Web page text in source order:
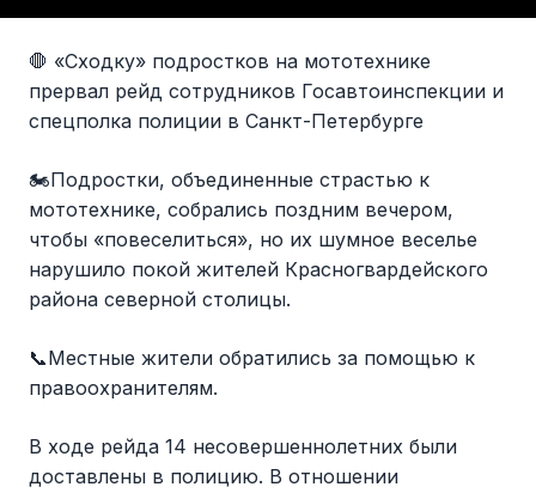
🛑 «Сходку» подростков на мототехнике
прервал рейд сотрудников Госавтоинспекции и
спецполка полиции в Санкт-Петербурге
🏍️Подростки, объединенные страстью к
мототехнике, собрались поздним вечером,
чтобы «повеселиться», но их шумное веселье
нарушило покой жителей Красногвардейского
района северной столицы.
📞Местные жители обратились за помощью к
правоохранителям.
В ходе рейда 14 несовершеннолетних были
доставлены в полицию. В отношении